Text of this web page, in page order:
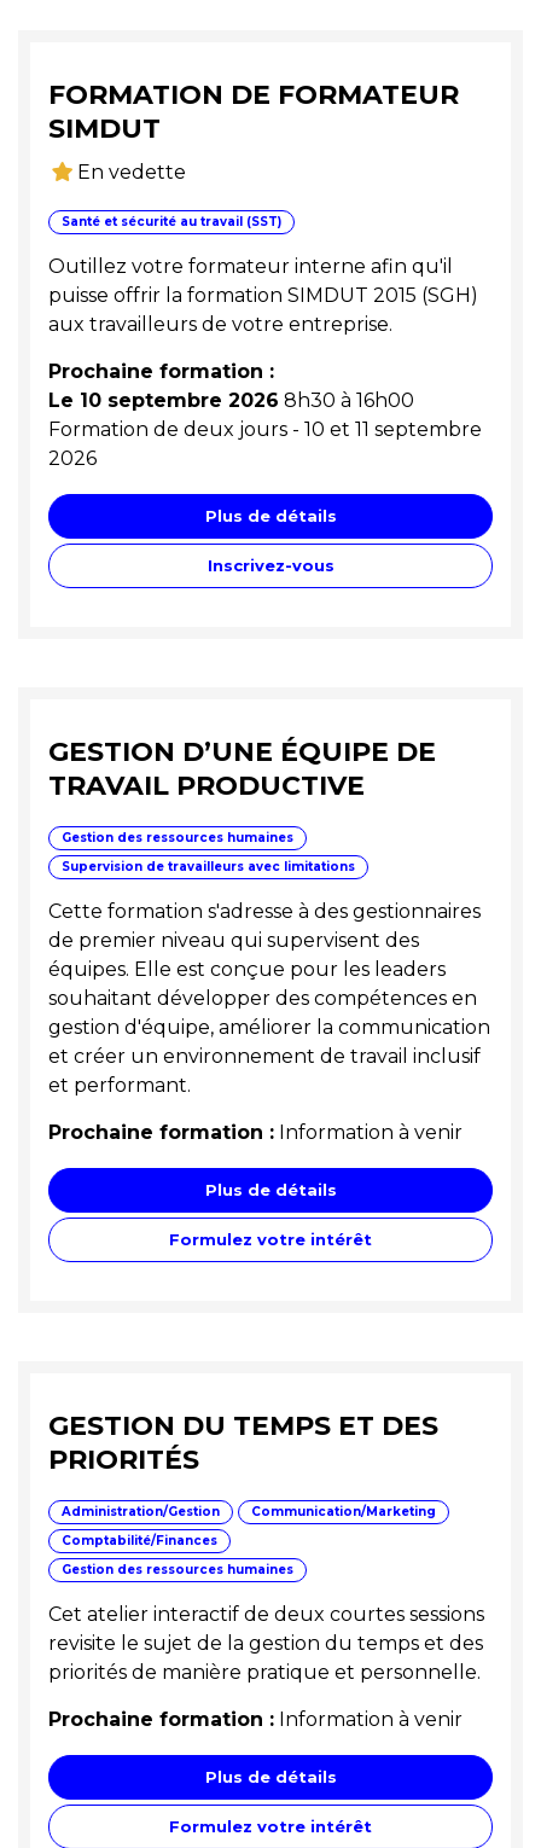
FORMATION DE FORMATEUR
SIMDUT
En vedette
Santé et sécurité au travail (SST)
Outillez votre formateur interne afin qu'il
puisse offrir la formation SIMDUT 2015 (SGH)
aux travailleurs de votre entreprise.
Prochaine formation :
Le 10 septembre 2026 8h30 à 16h00
Formation de deux jours - 10 et 11 septembre
2026
Plus de détails
Inscrivez-vous
GESTION D’UNE ÉQUIPE DE
TRAVAIL PRODUCTIVE
Gestion des ressources humaines
Supervision de travailleurs avec limitations
Cette formation s'adresse à des gestionnaires
de premier niveau qui supervisent des
équipes. Elle est conçue pour les leaders
souhaitant développer des compétences en
gestion d'équipe, améliorer la communication
et créer un environnement de travail inclusif
et performant.
Prochaine formation : Information à venir
Plus de détails
Formulez votre intérêt
GESTION DU TEMPS ET DES
PRIORITÉS
Administration/Gestion
Communication/Marketing
Comptabilité/Finances
Gestion des ressources humaines
Cet atelier interactif de deux courtes sessions
revisite le sujet de la gestion du temps et des
priorités de manière pratique et personnelle.
Prochaine formation : Information à venir
Plus de détails
Formulez votre intérêt